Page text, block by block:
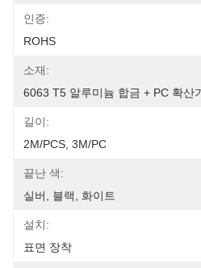
인증:
ROHS
소재:
6063 T5 알루미늄 합금 + PC 확산
길이:
2M/PCS, 3M/PC
끝난 색:
실버, 블랙, 화이트
설치:
표면 장착